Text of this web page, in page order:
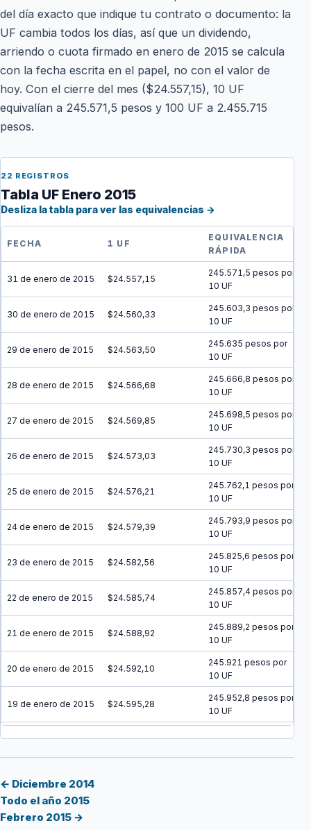
del día exacto que indique tu contrato o documento: la
UF cambia todos los días, así que un dividendo,
arriendo o cuota firmado en enero de 2015 se calcula
con la fecha escrita en el papel, no con el valor de
hoy. Con el cierre del mes ($24.557,15), 10 UF
equivalían a 245.571,5 pesos y 100 UF a 2.455.715
pesos.
22 REGISTROS
Tabla UF Enero 2015
Desliza la tabla para ver las equivalencias →
FECHA 1 UF
EQUIVALENCIA
RÁPIDA
31 de enero de 2015 $24.557,15
245.571,5 pesos por
10 UF
30 de enero de 2015 $24.560,33
245.603,3 pesos por
10 UF
29 de enero de 2015 $24.563,50
245.635 pesos por
10 UF
28 de enero de 2015 $24.566,68
245.666,8 pesos por
10 UF
27 de enero de 2015 $24.569,85
245.698,5 pesos por
10 UF
26 de enero de 2015 $24.573,03
245.730,3 pesos por
10 UF
25 de enero de 2015 $24.576,21
245.762,1 pesos por
10 UF
24 de enero de 2015 $24.579,39
245.793,9 pesos por
10 UF
23 de enero de 2015 $24.582,56
245.825,6 pesos por
10 UF
22 de enero de 2015 $24.585,74
245.857,4 pesos por
10 UF
21 de enero de 2015 $24.588,92
245.889,2 pesos por
10 UF
20 de enero de 2015 $24.592,10
245.921 pesos por
10 UF
19 de enero de 2015 $24.595,28
245.952,8 pesos por
10 UF
18 de enero de 2015 $24.598,46
← Diciembre 2014
Todo el año 2015
Febrero 2015 →